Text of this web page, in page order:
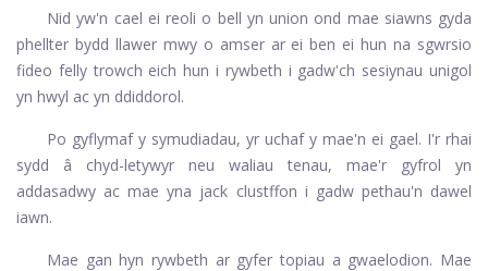
Nid yw'n cael ei reoli o bell yn union ond mae siawns gyda
phellter bydd llawer mwy o amser ar ei ben ei hun na sgwrsio
fideo felly trowch eich hun i rywbeth i gadw'ch sesiynau unigol
yn hwyl ac yn ddiddorol.
Po gyflymaf y symudiadau, yr uchaf y mae'n ei gael. I'r rhai
sydd â chyd-letywyr neu waliau tenau, mae'r gyfrol yn
addasadwy ac mae yna jack clustffon i gadw pethau'n dawel
iawn.
Mae gan hyn rywbeth ar gyfer topiau a gwaelodion. Mae